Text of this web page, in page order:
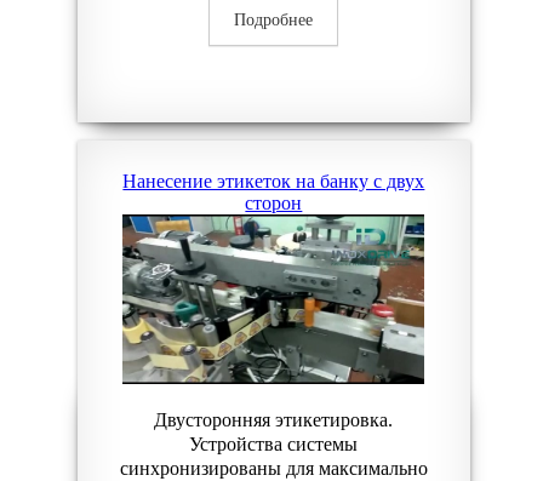
Подробнее
Нанесение этикеток на банку с двух
сторон
Двусторонняя этикетировка.
Устройства системы
синхронизированы для максимально